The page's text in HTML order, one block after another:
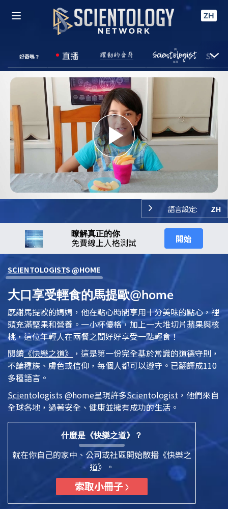
ZH
好奇嗎？ 直播
Play
Video
語言設定: ZH
瞭解真正的你
免費線上人格測試 開始
SCIENTOLOGISTS @HOME
大口享受輕食的馬提歐@home
感謝馬提歐的媽媽，他在點心時間享用十分美味的點心，裡
頭充滿堅果和營養。一小杯優格，加上一大堆切片蘋果與核
桃，這位年輕人在兩餐之間好好享受一點輕食！
閱讀《快樂之道》 ，這是第一份完全基於常識的道德守則，
不論種族、膚色或信仰，每個人都可以遵守。已翻譯成110
多種語言。
Scientologists @home呈現許多Scientologist ，他們來自
全球各地，過著安全、健康並擁有成功的生活。
什麼是《快樂之道》？
就在你自己的家中、公司或社區開始散播《快樂之
道》。
索取小冊子